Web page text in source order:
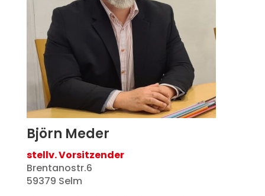
Björn Meder
stellv. Vorsitzender
Brentanostr.6
59379 Selm